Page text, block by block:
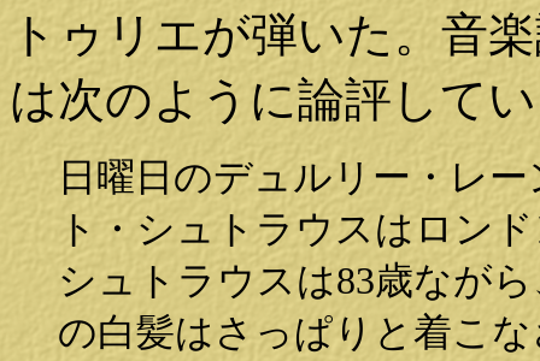
トゥリエが弾いた。音
は次のように論評して
日曜日のデュルリー・レ
ト・シュトラウスはロン
シュトラウスは83歳なが
の白髪はさっぱりと着こ